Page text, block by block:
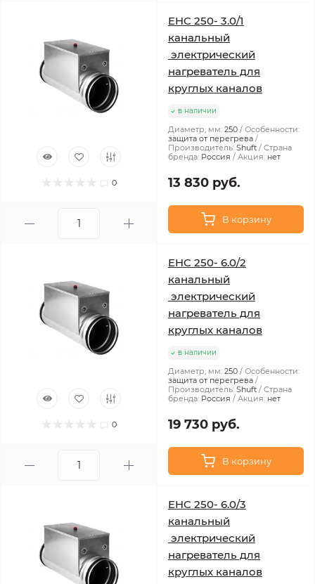
0
EHC 250- 3.0/1
канальный
электрический
нагреватель для
круглых каналов
в наличии
Диаметр, мм: 250
Особенности:
защита от перегрева
Производитель: Shuft
Страна
бренда: Россия Акция: нет
13 830 руб.
В корзину
0
EHC 250- 6.0/2
канальный
электрический
нагреватель для
круглых каналов
в наличии
Диаметр, мм: 250
Особенности:
защита от перегрева
Производитель: Shuft
Страна
бренда: Россия Акция: нет
19 730 руб.
В корзину
EHC 250- 6.0/3
канальный
электрический
нагреватель для
круглых каналов